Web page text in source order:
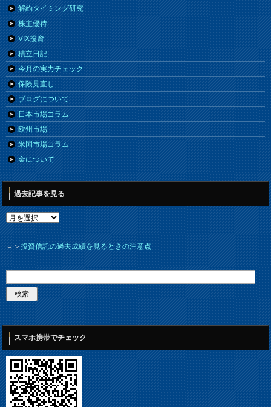
解約タイミング研究
株主優待
VIX投資
積立日記
今月の実力チェック
保険見直し
ブログについて
日本市場コラム
欧州市場
米国市場コラム
金について
過去記事を見る
＝＞投資信託の過去成績を見るときの注意点
スマホ携帯でチェック